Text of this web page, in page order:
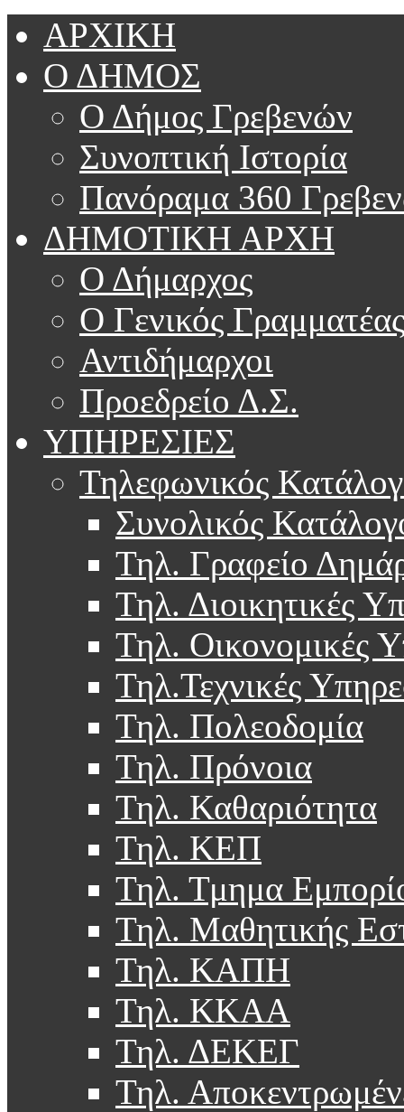
ΑΡΧΙΚΗ
Ο ΔΗΜΟΣ
Ο Δήμος Γρεβενών
Συνοπτική Ιστορία
Πανόραμα 360
ΔΗΜΟΤΙΚΗ ΑΡΧΗ
Ο Δήμαρχος
Ο Γενικός Γραμματέας
Αντιδήμαρχοι
Προεδρείο Δ.Σ.
ΥΠΗΡΕΣΙΕΣ
Τηλεφωνικός
Συνολικός
Τηλ. Γραφείο
Τηλ. Διοικητικές
Τηλ. Οικονομικές
Τηλ.Τεχνικές
Τηλ. Πολεοδομία
Τηλ. Πρόνοια
Τηλ. Καθαριότητα
Τηλ. ΚΕΠ
Τηλ. Τμημα
Τηλ. Μαθητικής
Τηλ. ΚΑΠΗ
Τηλ. ΚΚΑΑ
Τηλ. ΔΕΚΕΓ
Τηλ.